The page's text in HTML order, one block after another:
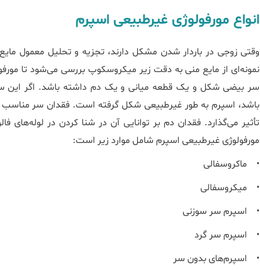
انواع مورفولوژی غیرطبیعی اسپرم
وقتی زوجی در باردار شدن مشکل دارند، تجزیه و تحلیل معمول
نمونه‌ای از مایع منی به دقت زیر میکروسکوپ بررسی می‌شود تا
سر بیضی شکل و یک قطعه میانی و یک دم داشته باشد. اگر این
باشد، اسپرم به طور غیرطبیعی شکل گرفته است. فقدان سر مناسب
تأثیر می‌گذارد. فقدان دم بر توانایی آن در شنا کردن در لوله‌های
مورفولوژی غیرطبیعی اسپرم شامل موارد زیر است:
• ماکروسفالی
• میکروسفالی
• اسپرم سر سوزنی
• اسپرم سر گرد
• اسپرم‌های بدون سر